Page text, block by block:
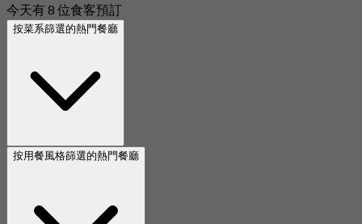
今天有 8 位食客預訂
按菜系篩選的熱門餐廳
按用餐風格篩選的熱門餐廳